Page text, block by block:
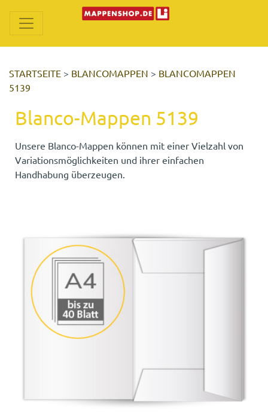
STARTSEITE > BLANCOMAPPEN > BLANCOMAPPEN
5139
Blanco-Mappen 5139
Unsere Blanco-Mappen können mit einer Vielzahl von
Variationsmöglichkeiten und ihrer einfachen
Handhabung überzeugen.